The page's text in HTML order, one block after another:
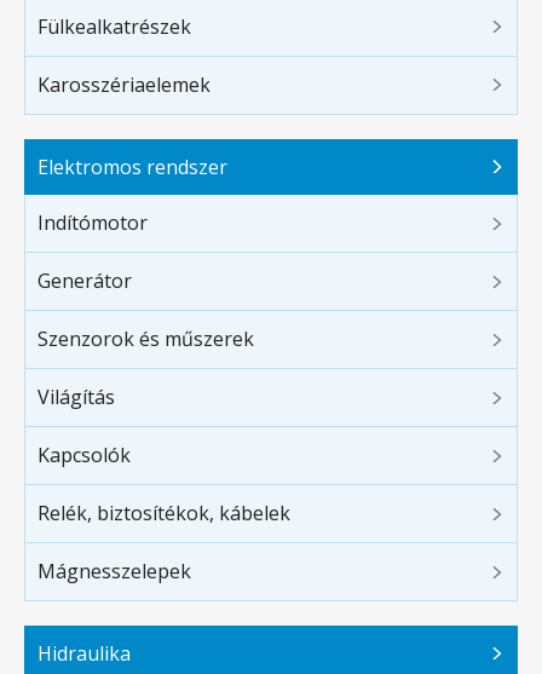
Fülkealkatrészek
Karosszériaelemek
Elektromos rendszer
Indítómotor
Generátor
Szenzorok és műszerek
Világítás
Kapcsolók
Relék, biztosítékok, kábelek
Mágnesszelepek
Hidraulika